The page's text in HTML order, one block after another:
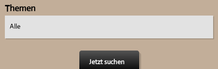
Themen
Alle
Jetzt suchen